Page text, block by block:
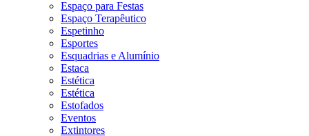
Espaço para Festas
Espaço Terapêutico
Espetinho
Esportes
Esquadrias e Alumínio
Estaca
Estética
Estética
Estofados
Eventos
Extintores